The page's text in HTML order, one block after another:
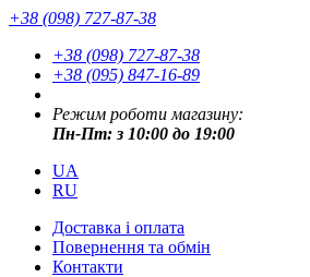
+38 (098) 727-87-38
+38 (098) 727-87-38
+38 (095) 847-16-89
Режим роботи магазину:
Пн-Пт: з 10:00 до 19:00
UA
RU
Доставка і оплата
Повернення та обмін
Контакти